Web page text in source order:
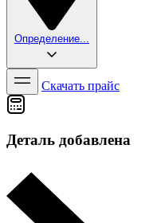
Определение...
Скачать прайс
Деталь добавлена